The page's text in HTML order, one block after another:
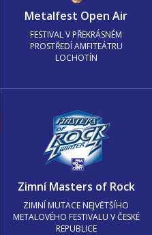
Metalfest Open Air
FESTIVAL V PŘEKRÁSNÉM
PROSTŘEDÍ AMFITEÁTRU
LOCHOTÍN
Zimní Masters of Rock
ZIMNÍ MUTACE NEJVĚTŠÍHO
METALOVÉHO FESTIVALU V ČESKÉ
REPUBLICE